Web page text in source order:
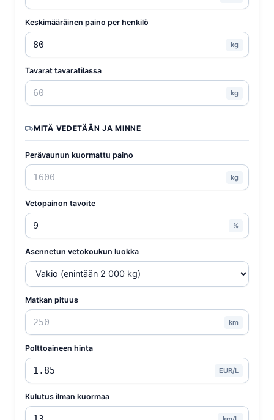
Keskimääräinen paino per henkilö
kg
Tavarat tavaratilassa
kg
MITÄ VEDETÄÄN JA MINNE
Perävaunun kuormattu paino
kg
Vetopainon tavoite
%
Asennetun vetokoukun luokka
Matkan pituus
km
Polttoaineen hinta
EUR/L
Kulutus ilman kuormaa